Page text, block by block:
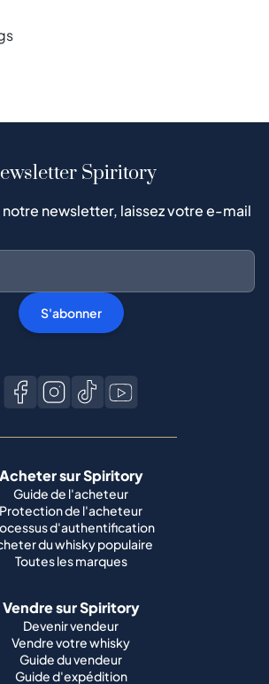
Spiritory
newsletter, laissez votre e-mail
S'abonner
Acheter sur Spiritory
Guide de l'acheteur
Protection de l'acheteur
d'authentification
du whisky populaire
Toutes les marques
Vendre sur Spiritory
Devenir vendeur
Vendre votre whisky
Guide du vendeur
Guide d'expédition